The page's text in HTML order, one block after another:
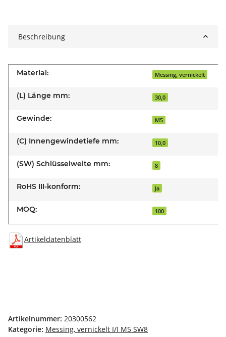
Beschreibung
Material: Messing, vernickelt
(L) Länge mm: 30,0
Gewinde: M5
(C) Innengewindetiefe mm: 10,0
(SW) Schlüsselweite mm: 8
RoHS III-konform: Ja
MOQ: 100
Artikeldatenblatt
Artikelnummer: 20300562
Kategorie: Messing, vernickelt I/I M5 SW8